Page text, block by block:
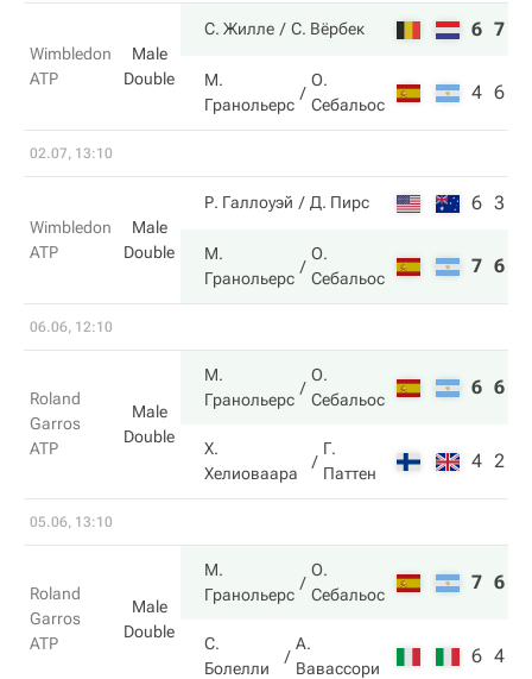
Wimbledon
ATP
Male
Double
С. Жилле С. Вёрбек 6 7
М.
Гранольерс
О.
Себальос
4 6
02.07, 13:10
Wimbledon
ATP
Male
Double
Р. Галлоуэй Д. Пирс 6 3
М.
Гранольерс
О.
Себальос
7 6
06.06, 12:10
Roland
Garros
ATP
Male
Double
М.
Гранольерс
О.
Себальос
6 6
Х.
Хелиоваара
Г.
Паттен
4 2
05.06, 13:10
Roland
Garros
ATP
Male
Double
М.
Гранольерс
О.
Себальос
7 6
С.
Болелли
А.
Вавассори
6 4